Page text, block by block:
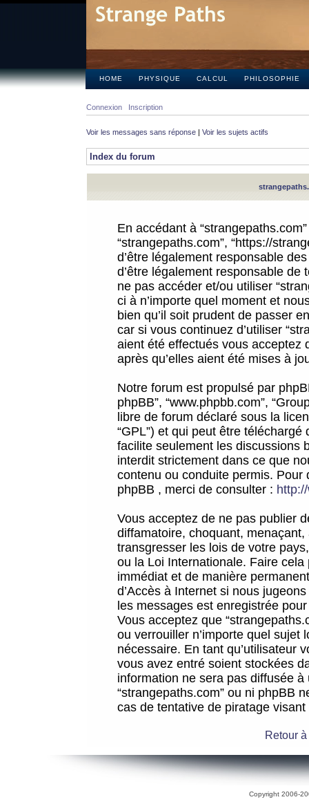
HOME PHYSIQUE CALCUL PHILOSOPHIE
Connexion Inscription
Voir les messages sans réponse | Voir les sujets actifs
Index du forum
En accédant à
“strangepaths.com”, “https://
d’être légalement responsable
d’être légalement responsable
ne pas accéder et/ou utiliser
ci à n’importe quel moment et
bien qu’il soit prudent de passer
car si vous continuez d’utiliser
aient été effectués vous acceptez
après qu’elles aient été mises à
Notre forum est propulsé par
phpBB”, “www.phpbb.com”,
libre de forum déclaré sous la
“GPL”) et qui peut être téléchargé
facilite seulement les discussions
interdit strictement dans ce que
contenu ou conduite permis.
phpBB , merci de consulter :
Vous acceptez de ne pas publier
diffamatoire, choquant,
transgresser les lois de votre
ou la Loi Internationale. Faire
immédiat et de manière
d’Accès à Internet si nous
les messages est enregistrée
Vous acceptez que
ou verrouiller n’importe quel sujet
nécessaire. En tant qu’utilisateur
vous avez entré soient stockées
information ne sera pas diffusée
“strangepaths.com” ou ni phpBB
cas de tentative de piratage
Retour
Copyright 2006-